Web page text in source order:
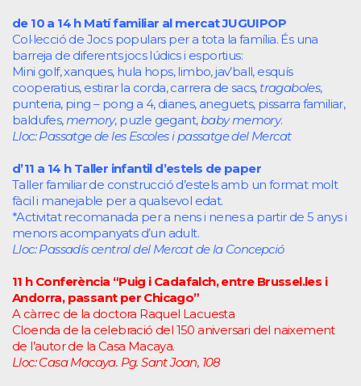
de 10 a 14 h Matí familiar al mercatJUGUIPOP
Col·lecció de Jocs populars per a tota la família. És una
barreja de diferents jocs lúdics i esportius:
Mini golf, xanques, hula hops, limbo, jav’ball, esquís
cooperatius, estirar la corda, carrera de sacs, tragaboles,
punteria, ping – pong a 4, dianes, aneguets, pissarra familiar,
baldufes,memory, puzle gegant,baby memory.
Lloc: Passatge de les Escoles i passatge del Mercat
d’11 a 14 h Taller infantil d’estels de paper
Taller familiar de construcció d’estels amb un format molt
fàcil i manejable per a qualsevol edat.
*Activitat recomanada per a nens i nenes a partir de 5 anys i
menors acompanyats d’un adult.
Lloc: Passadís central del Mercat de la Concepció
11 h Conferència “Puig i Cadafalch, entre Brussel.les i
Andorra, passant per Chicago”
A càrrec de la doctora Raquel Lacuesta
Cloenda de la celebració del 150 aniversari del naixement
de l’autor de la Casa Macaya.
Lloc: Casa Macaya. Pg. Sant Joan, 108